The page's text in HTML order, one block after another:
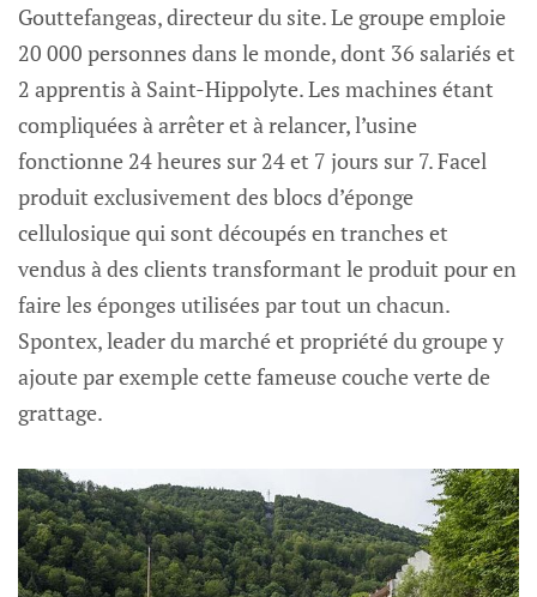
Gouttefangeas, directeur du site. Le groupe emploie
20 000 personnes dans le monde, dont 36 salariés et
2 apprentis à Saint-Hippolyte. Les machines étant
compliquées à arrêter et à relancer, l’usine
fonctionne 24 heures sur 24 et 7 jours sur 7. Facel
produit exclusivement des blocs d’éponge
cellulosique qui sont découpés en tranches et
vendus à des clients transformant le produit pour en
faire les éponges utilisées par tout un chacun.
Spontex, leader du marché et propriété du groupe y
ajoute par exemple cette fameuse couche verte de
grattage.